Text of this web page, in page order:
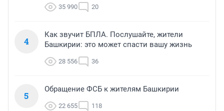
35 990 20
4
Как звучит БПЛА. Послушайте, жители
Башкирии: это может спасти вашу жизнь
28 556 36
5
Обращение ФСБ к жителям Башкирии
22 655 118